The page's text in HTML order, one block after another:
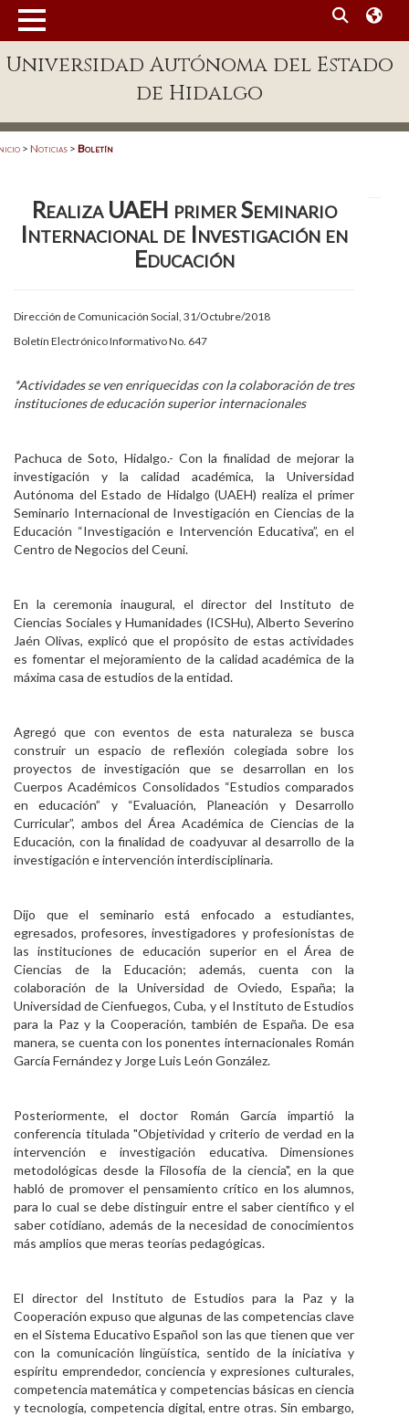
Enlaces
Patronato
Acreditación Internacional
Aspirantes
Alumni
Visitantes
Universidad Autónoma del Estado
de Hidalgo
> Noticias > Boletín
Realiza UAEH primer Seminario
Internacional de Investigación en
Educación
Dirección de Comunicación Social, 31/Octubre/2018
Boletín Electrónico Informativo No. 647
*Actividades se ven enriquecidas con la colaboración de tres
instituciones de educación superior internacionales
Pachuca de Soto, Hidalgo.- Con la finalidad de mejorar la
investigación y la calidad académica, la Universidad
Autónoma del Estado de Hidalgo (UAEH) realiza el primer
Seminario Internacional de Investigación en Ciencias de la
Educación “Investigación e Intervención Educativa”, en el
Centro de Negocios del Ceuni.
En la ceremonia inaugural, el director del Instituto de
Ciencias Sociales y Humanidades (ICSHu), Alberto Severino
Jaén Olivas, explicó que el propósito de estas actividades
es fomentar el mejoramiento de la calidad académica de la
máxima casa de estudios de la entidad.
Agregó que con eventos de esta naturaleza se busca
construir un espacio de reflexión colegiada sobre los
proyectos de investigación que se desarrollan en los
Cuerpos Académicos Consolidados “Estudios comparados
en educación” y “Evaluación, Planeación y Desarrollo
Curricular”, ambos del Área Académica de Ciencias de la
Educación, con la finalidad de coadyuvar al desarrollo de la
investigación e intervención interdisciplinaria.
Dijo que el seminario está enfocado a estudiantes,
egresados, profesores, investigadores y profesionistas de
las instituciones de educación superior en el Área de
Ciencias de la Educación; además, cuenta con la
colaboración de la Universidad de Oviedo, España; la
Universidad de Cienfuegos, Cuba, y el Instituto de Estudios
para la Paz y la Cooperación, también de España. De esa
manera, se cuenta con los ponentes internacionales Román
García Fernández y Jorge Luis León González.
Posteriormente, el doctor Román García impartió la
conferencia titulada "Objetividad y criterio de verdad en la
intervención e investigación educativa. Dimensiones
metodológicas desde la Filosofía de la ciencia", en la que
habló de promover el pensamiento crítico en los alumnos,
para lo cual se debe distinguir entre el saber científico y el
saber cotidiano, además de la necesidad de conocimientos
más amplios que meras teorías pedagógicas.
El director del Instituto de Estudios para la Paz y la
Cooperación expuso que algunas de las competencias clave
en el Sistema Educativo Español son las que tienen que ver
con la comunicación lingüística, sentido de la iniciativa y
espíritu emprendedor, conciencia y expresiones culturales,
competencia matemática y competencias básicas en ciencia
y tecnología, competencia digital, entre otras. Sin embargo,